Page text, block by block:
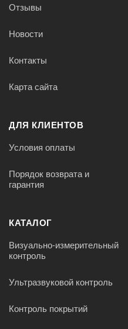
Отзывы
Новости
Контакты
Карта сайта
ДЛЯ КЛИЕНТОВ
Условия оплаты
Порядок возврата и
гарантия
КАТАЛОГ
Визуально-измерительный
контроль
Ультразвуковой контроль
Контроль покрытий